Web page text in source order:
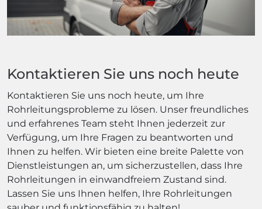
Kontaktieren Sie uns noch heute
Kontaktieren Sie uns noch heute, um Ihre
Rohrleitungsprobleme zu lösen. Unser freundliches
und erfahrenes Team steht Ihnen jederzeit zur
Verfügung, um Ihre Fragen zu beantworten und
Ihnen zu helfen. Wir bieten eine breite Palette von
Dienstleistungen an, um sicherzustellen, dass Ihre
Rohrleitungen in einwandfreiem Zustand sind.
Lassen Sie uns Ihnen helfen, Ihre Rohrleitungen